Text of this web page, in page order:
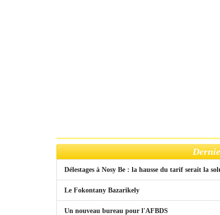
Délestages à Nosy Be : la hausse du tarif serait la
Le Fokontany Bazarikely
Un nouveau bureau pour l'AFBDS